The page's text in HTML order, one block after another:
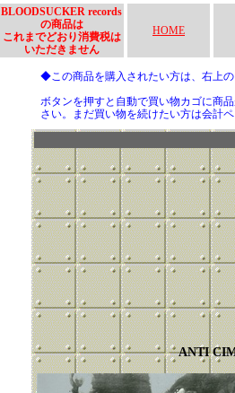
BLOODSUCKER records
の商品は
これまでどおり消費税は
いただきません
HOME
◆この商品を購入されたい方は、右上
ボタンを押すと自動で買い物カゴに商
さい。まだ買い物を続けたい方は会計
ANTI